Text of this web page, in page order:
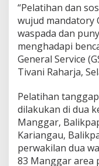
“Pelatihan dan
wujud mandatory
waspada dan
menghadapi
General Service
Tivani Raharja,
Pelatihan
dilakukan di dua
Manggar,
Kariangau,
perwakilan dua
83 Manggar area